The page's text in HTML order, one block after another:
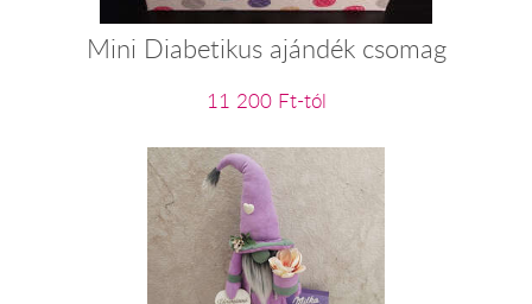
Mini Diabetikus ajándék csomag
11 200 Ft-tól